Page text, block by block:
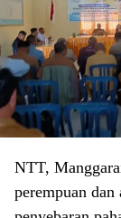
NTT,
perempuan dan